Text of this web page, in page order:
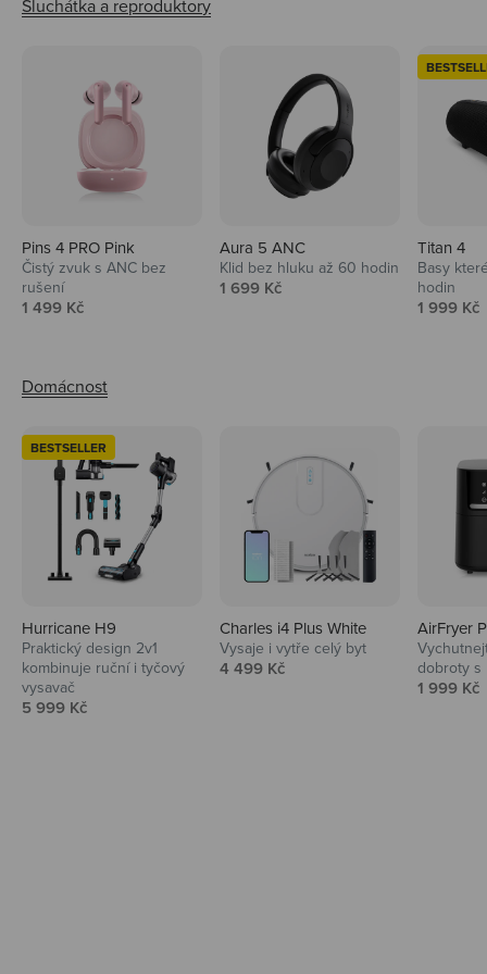
Pins 4 PRO Pink
Čistý zvuk s ANC bez
rušení
Prodejní cena
1 499 Kč
Aura 5 ANC
Klid bez hluku až 60 hodin
Prodejní cena
1 699 Kč
Titan 4
Basy
hodin
Prodejní
1 999 Kč
BESTSELLER
Hurricane H9
Praktický design 2v1
kombinuje ruční i tyčový
vysavač
Prodejní cena
5 999 Kč
Charles i4 Plus White
Vysaje i vytře celý byt
Prodejní cena
4 499 Kč
AirFryer
dobroty s
Prodejní
1 999 Kč
Audio
Niceboy sluchátka a repráky ti padnou
do noty.